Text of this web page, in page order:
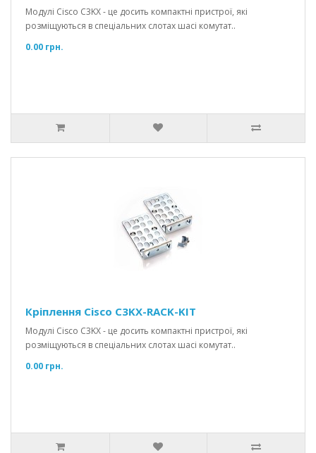
Модулі Cisco C3KX - це досить компактні пристрої, які
розміщуються в спеціальних слотах шасі комутат..
0.00 грн.
Кріплення Cisco C3KX-RACK-KIT
Модулі Cisco C3KX - це досить компактні пристрої, які
розміщуються в спеціальних слотах шасі комутат..
0.00 грн.